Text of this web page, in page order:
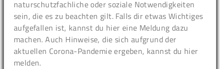
naturschutzfachliche oder soziale Notwendigkeiten
sein, die es zu beachten gilt. Falls dir etwas Wichtiges
aufgefallen ist, kannst du hier eine Meldung dazu
machen. Auch Hinweise, die sich aufgrund der
aktuellen Corona-Pandemie ergeben, kannst du hier
melden.